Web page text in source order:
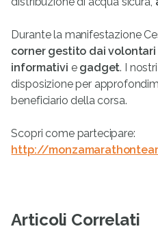
Durante la manifestazione
corner gestito dai volontari
informativi e gadget. I
disposizione per
beneficiario della corsa.
Scopri come partecipare:
http://
Articoli Correlati